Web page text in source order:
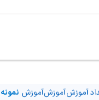
آموزشآموزشآموزش نمونه